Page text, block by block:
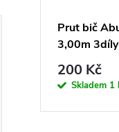
Prut bič
3,00m 3díly
200 Kč
Skladem 1